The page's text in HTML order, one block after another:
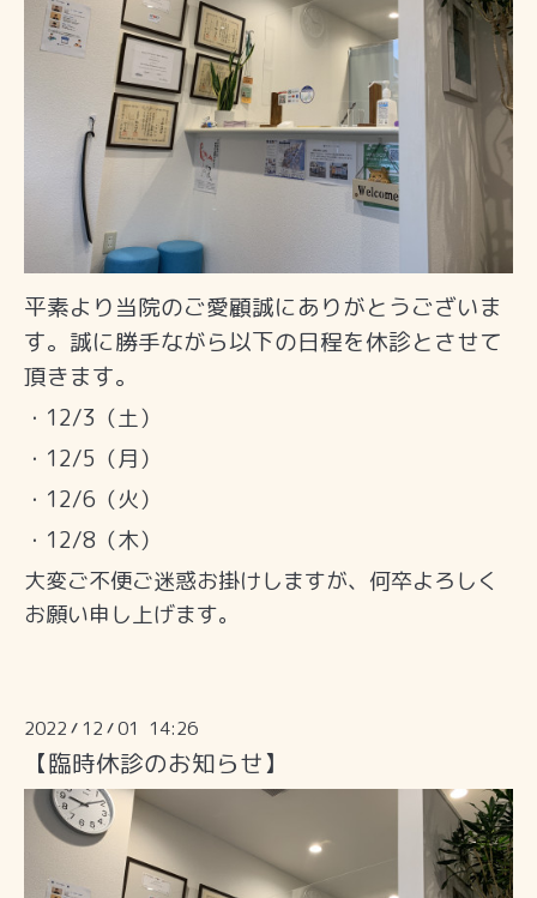
平素より当院のご愛顧誠にありがとうございま
す。誠に勝手ながら以下の日程を休診とさせて
頂きます。
・12/3（土）
・12/5（月）
・12/6（火）
・12/8（木）
大変ご不便ご迷惑お掛けしますが、何卒よろしく
お願い申し上げます。
2022 / 12 /01 14:26
【臨時休診のお知らせ】